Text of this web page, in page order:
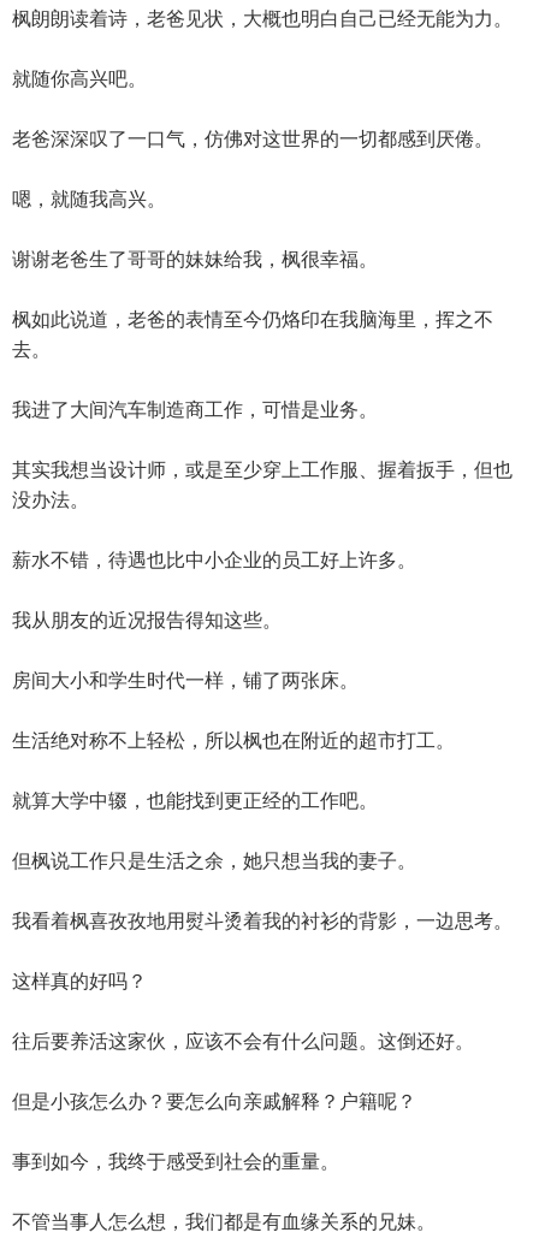
枫朗朗读着诗，老爸见状，大概也明白自己已经无能为力。
就随你高兴吧。
老爸深深叹了一口气，仿佛对这世界的一切都感到厌倦。
嗯，就随我高兴。
谢谢老爸生了哥哥的妹妹给我，枫很幸福。
枫如此说道，老爸的表情至今仍烙印在我脑海里，挥之不
去。
我进了大间汽车制造商工作，可惜是业务。
其实我想当设计师，或是至少穿上工作服、握着扳手，但也
没办法。
薪水不错，待遇也比中小企业的员工好上许多。
我从朋友的近况报告得知这些。
房间大小和学生时代一样，铺了两张床。
生活绝对称不上轻松，所以枫也在附近的超市打工。
就算大学中辍，也能找到更正经的工作吧。
但枫说工作只是生活之余，她只想当我的妻子。
我看着枫喜孜孜地用熨斗烫着我的衬衫的背影，一边思考。
这样真的好吗？
往后要养活这家伙，应该不会有什么问题。这倒还好。
但是小孩怎么办？要怎么向亲戚解释？户籍呢？
事到如今，我终于感受到社会的重量。
不管当事人怎么想，我们都是有血缘关系的兄妹。